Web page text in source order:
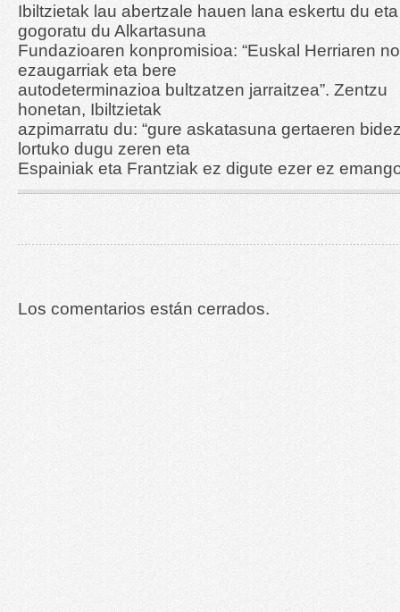
Ibiltzietak lau abertzale hauen lana eskertu du eta
gogoratu du Alkartasuna
Fundazioaren konpromisioa: “Euskal Herriaren
ezaugarriak eta bere
autodeterminazioa bultzatzen jarraitzea”. Zentzu
honetan, Ibiltzietak
azpimarratu du: “gure askatasuna gertaeren
lortuko dugu zeren eta
Espainiak eta Frantziak ez digute ezer ez
Los comentarios están cerrados.